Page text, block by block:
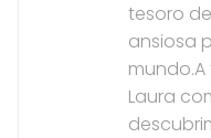
tesoro
ansiosa
mundo.A
Laura